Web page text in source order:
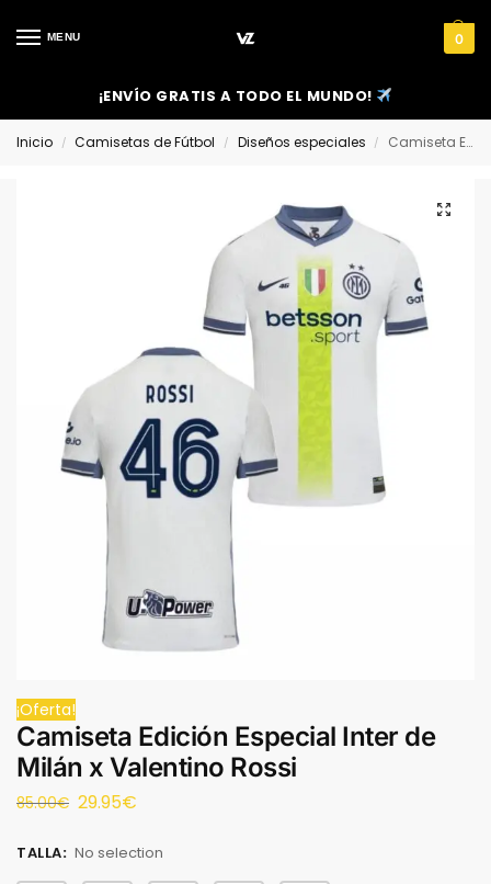
MENU 0
¡ENVÍO GRATIS A TODO EL MUNDO!
Inicio / Camisetas de Fútbol / Diseños especiales / Camiseta Edición Especial Inter de Milán x Valentino Rossi
¡Oferta!
Camiseta Edición Especial Inter de
Milán x Valentino Rossi
85.00€ 29.95€
TALLA: No selection